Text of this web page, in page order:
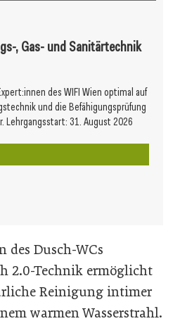
, Gas- und Sanitärtechnik
des WIFI Wien optimal auf
und die Befähigungsprüfung
Lehrgangsstart: 31. August 2026
des Dusch-WCs
2.0-Technik ermöglicht
Reinigung intimer
warmen Wasserstrahl.